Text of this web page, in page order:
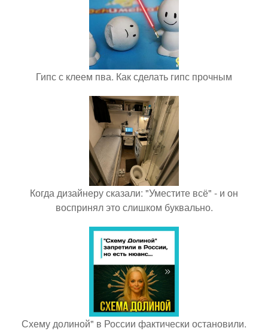
Гипс с клеем пва. Как сделать гипс прочным
Когда дизайнеру сказали: "Уместите всё" - и он
воспринял это слишком буквально.
Схему долиной" в России фактически остановили.